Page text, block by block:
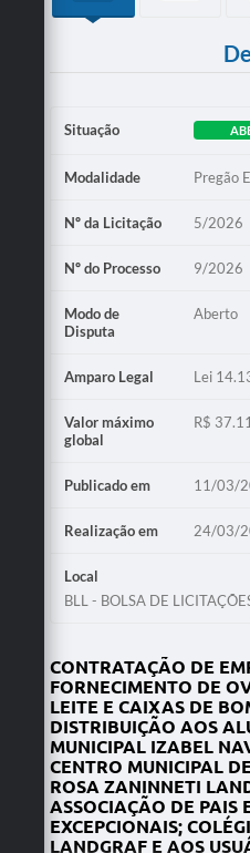
Situação
Modalidade Pregão
Nº da Licitação 5/2026
Nº do Processo 9/2026
Modo de
Disputa
Aberto
Amparo Legal Lei
Valor máximo
global
R$
Publicado em 11/03/
Realização em 24/03/
Local
BLL - BOLSA DE
CONTRATAÇÃO DE
FORNECIMENTO DE
LEITE E CAIXAS DE
DISTRIBUIÇÃO AOS
MUNICIPAL IZABEL
CENTRO MUNICIPAL
ROSA ZANINNETI
ASSOCIAÇÃO DE PAIS
EXCEPCIONAIS;
LANDGRAF E AOS